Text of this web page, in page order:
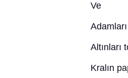
Ve
Altınları
Kralın